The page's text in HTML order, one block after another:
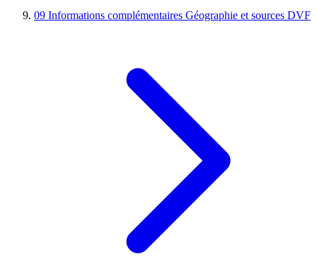
09 Informations complémentaires Géographie et sources DVF